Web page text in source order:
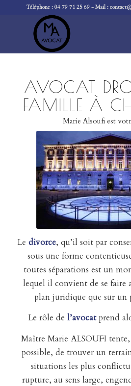
Téléphone : 04 79 71 25 69- Mail :
AVOCAT
FAMILLE À
Marie Alsoufi est
Ledivorce, qu’il soit par
sous une forme
toutes séparations est un
lequel il convient de se faire
plan juridique que sur un
Le rôle de l’avocatprend
Maître Marie ALSOUFI
possible, de trouver un
situations les plus
rupture, au sens large,